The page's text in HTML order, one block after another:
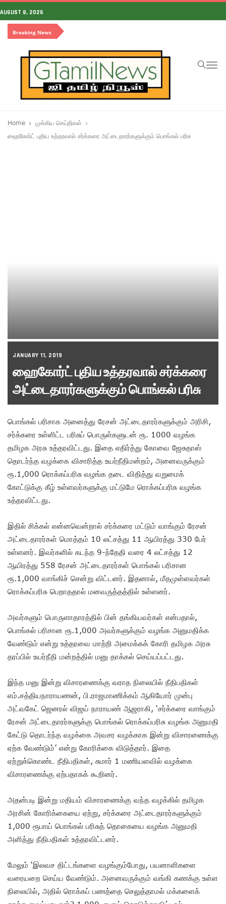
AUGUST 8, 2026
Breaking News
Home
முக்கிய செய்திகள்
ஹைகோர்ட் புதிய உத்தரவால் சர்க்கரை அட்டைதாரர்களுக்கும் பொங்கல் பரிசு
JANUARY 11, 2019
ஹைகோர்ட் புதிய உத்தரவால் சர்க்கரை
அட்டைதாரர்களுக்கும் பொங்கல் பரிசு
பொங்கல் பரிசாக அனைத்து ரே‌சன் அட்டைதாரர்களுக்கும் அரிசி,
சர்க்கரை உள்ளிட்ட பரிசுப் பொருள்களுடன் ரூ. 1000 வழங்க
தமிழக அரசு உத்தரவிட்டது. இதை எதிர்த்து கோவை ஜேசுதாஸ்
தொடர்ந்த வழக்கை விசாரித்த உயர்நீதிமன்றம், அனைவருக்கும்
ரூ.1,000 ரொக்கப்பரிசு வழங்க தடை விதித்து வறுமைக்
கோட்டுக்கு கீழ் உள்ளவர்களுக்கு மட்டுமே ரொக்கப்பரிசு வழங்க
உத்தரவிட்டது.
இதில் சிக்கல் என்னவென்றால் சர்க்கரை மட்டும் வாங்கும் ரே‌சன்
அட்டைதாரர்கள் மொத்தம் 10 லட்சத்து 11 ஆயிரத்து 330 பேர்
உள்ளனர். இவர்களில் கடந்த 9-ந்தேதி வரை 4 லட்சத்து 12
ஆயிரத்து 558 ரே‌சன் அட்டைதாரர்கள் பொங்கல் பரிசான
ரூ.1,000 வாங்கிச் சென்று விட்டனர். இதனால், மீதமுள்ளவர்கள்
ரொக்கப்பரிசு பெறாததால் மனவருத்தத்தில் உள்ளனர்.
அவர்களும் பொருளாதாரத்தில் பின் தங்கியவர்கள் என்பதால்,
பொங்கல் பரிசான ரூ.1,000 அவர்களுக்கும் வழங்க அனுமதிக்க
வேண்டும் என்று உத்தரவை மாற்றி அமைக்கக் கோரி தமிழக அரசு
தரப்பில் உயர்நீதி மன்றத்தில் மனு தாக்கல் செய்யப்பட்டது.
இந்த மனு இன்று விசாரணைக்கு வராத நிலையில் நீதிபதிகள்
எம்.சத்தியநாராயணன், பி.ராஜமாணிக்கம் ஆகியோர் முன்பு
அட்வகேட் ஜெனரல் விஜய் நாராயண் ஆஜராகி, ‘சர்க்கரை வாங்கும்
ரே‌சன் அட்டைதாரர்களுக்கு பொங்கல் ரொக்கப்பரிசு வழங்க அனுமதி
கேட்டு தொடர்ந்த வழக்கை அவசர வழக்காக இன்று விசாரணைக்கு
ஏற்க வேண்டும்’ என்று கோரிக்கை விடுத்தார். இதை
ஏற்றுக்கொண்ட நீதிபதிகள், சுமார் 1 மணியளவில் வழக்கை
விசாரணைக்கு ஏற்பதாகக் கூறினர்.
அதன்படி இன்று மதியம் விசாரணைக்கு வந்த வழக்கில் தமிழக
அரசின் கோரிக்கையை ஏற்று, சர்க்கரை அட்டைதாரர்களுக்கும்
1,000 ரூபாய் பொங்கல் பரிசுத் தொகையை வழங்க அனுமதி
அளித்து நீதிபதிகள் உத்தரவிட்டனர்.
மேலும் ‘இலவச திட்டங்களை வழங்கும்போது, பயனாளிகளை
வரையறை செய்ய வேண்டும். அனைவருக்கும் வங்கி கணக்கு உள்ள
நிலையில், அதில் ரொக்கப் பணத்தை செலுத்தாமல் மக்களைக்